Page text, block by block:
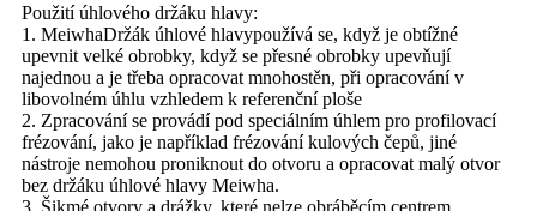
Použití úhlového držáku hlavy:
1. MeiwhaDržák úhlové hlavypoužívá se, když je obtížné
upevnit velké obrobky, když se přesné obrobky upevňují
najednou a je třeba opracovat mnohostěn, při opracování v
libovolném úhlu vzhledem k referenční ploše
2. Zpracování se provádí pod speciálním úhlem pro profilovací
frézování, jako je například frézování kulových čepů, jiné
nástroje nemohou proniknout do otvoru a opracovat malý otvor
bez držáku úhlové hlavy Meiwha.
3. Šikmé otvory a drážky, které nelze obráběcím centrem